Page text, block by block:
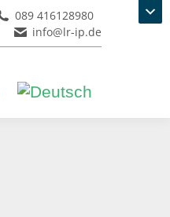
089 416128980
info@lr-ip.de